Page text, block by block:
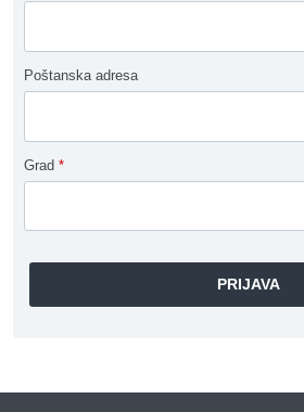
Poštanska adresa
Grad *